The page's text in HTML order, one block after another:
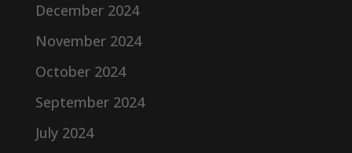
December 2024
November 2024
October 2024
September 2024
July 2024